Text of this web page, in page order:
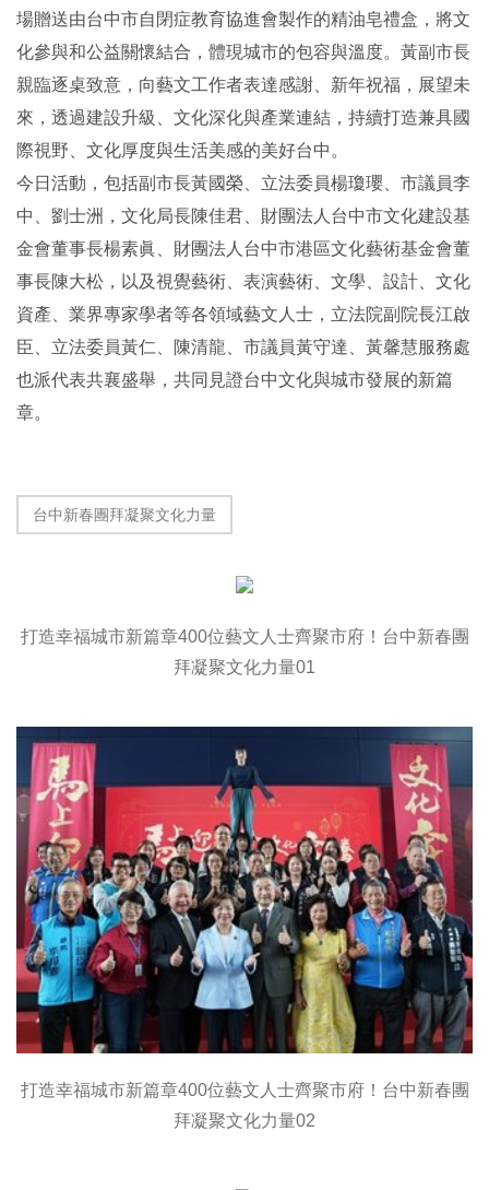
場贈送由台中市自閉症教育協進會製作的精油皂禮盒，將文
化參與和公益關懷結合，體現城市的包容與溫度。黃副市長
親臨逐桌致意，向藝文工作者表達感謝、新年祝福，展望未
來，透過建設升級、文化深化與產業連結，持續打造兼具國
際視野、文化厚度與生活美感的美好台中。
今日活動，包括副市長黃國榮、立法委員楊瓊瓔、市議員李
中、劉士洲，文化局長陳佳君、財團法人台中市文化建設基
金會董事長楊素眞、財團法人台中市港區文化藝術基金會董
事長陳大松，以及視覺藝術、表演藝術、文學、設計、文化
資產、業界專家學者等各領域藝文人士，立法院副院長江啟
臣、立法委員黃仁、陳清龍、市議員黃守達、黃馨慧服務處
也派代表共襄盛舉，共同見證台中文化與城市發展的新篇
章。
台中新春團拜凝聚文化力量
打造幸福城市新篇章400位藝文人士齊聚市府！台中新春團
拜凝聚文化力量01
打造幸福城市新篇章400位藝文人士齊聚市府！台中新春團
拜凝聚文化力量02